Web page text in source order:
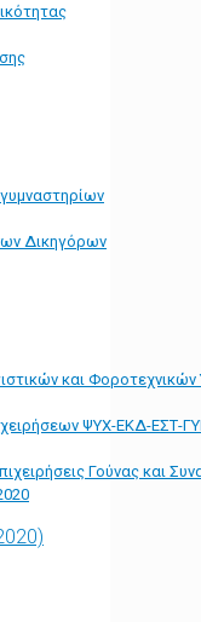
Δικηγόρων
και
ΨΥΧ-ΕΚΔ-ΕΣΤ-
Γούνας και